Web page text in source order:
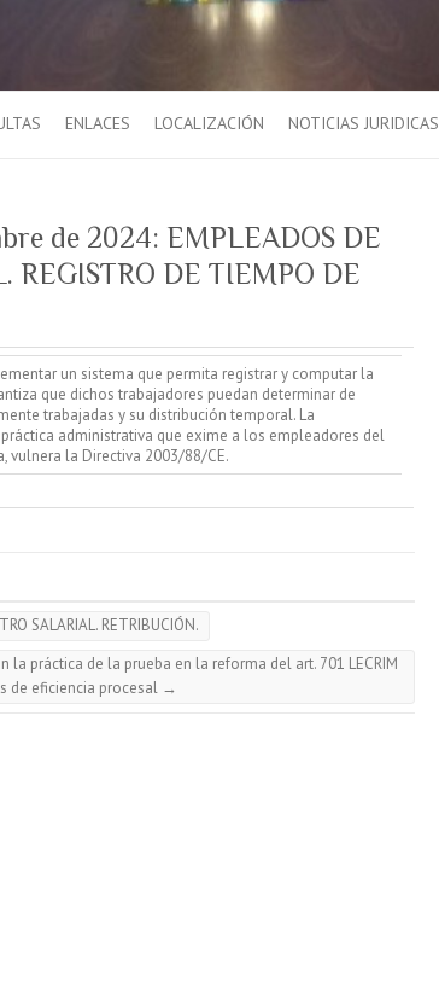
ENLACES LOCALIZACIÓN NOTICIAS JURIDICAS
de 2024: EMPLEADOS DE
REGISTRO DE TIEMPO DE
un sistema que permita registrar y computar la
que dichos trabajadores puedan determinar de
trabajadas y su distribución temporal. La
administrativa que exime a los empleadores del
vulnera la Directiva 2003/88/CE.
SALARIAL. RETRIBUCIÓN.
práctica de la prueba en la reforma del art. 701 LECRIM
de eficiencia procesal →